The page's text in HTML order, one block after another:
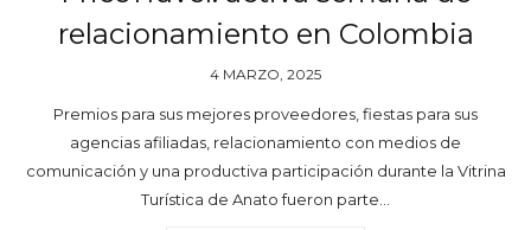
relacionamiento en Colombia
4 MARZO, 2025
Premios para sus mejores proveedores, fiestas para sus
agencias afiliadas, relacionamiento con medios de
comunicación y una productiva participación durante la Vitrina
Turística de Anato fueron parte…